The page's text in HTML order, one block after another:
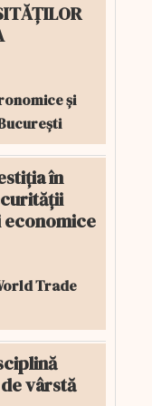
și
în
economice
Trade
vârstă